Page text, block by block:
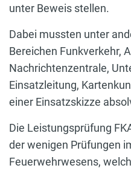
unter Beweis stellen.
Dabei mussten unter
Bereichen Funkverkehr,
Nachrichtenzentrale,
Einsatzleitung,
einer Einsatzskizze
Die Leistungsprüfung
der wenigen Prüfungen
Feuerwehrwesens,